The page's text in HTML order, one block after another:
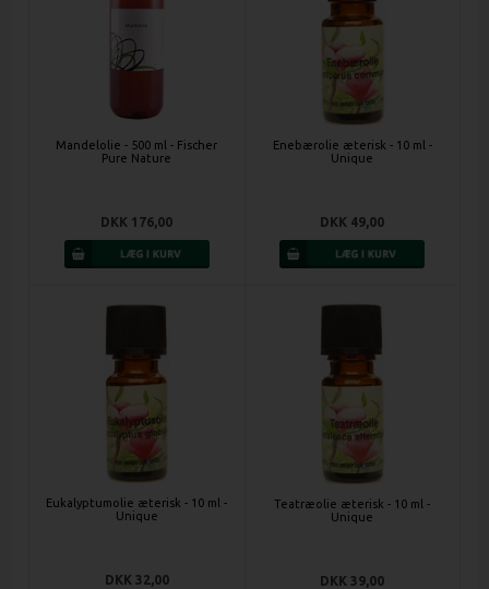
Mandelolie - 500 ml - Fischer
Pure Nature
DKK 176,00
Enebærolie æterisk - 10 ml -
Unique
DKK 49,00
Eukalyptumolie æterisk - 10 ml -
Unique
DKK 32,00
Teatræolie æterisk - 10 ml -
Unique
DKK 39,00